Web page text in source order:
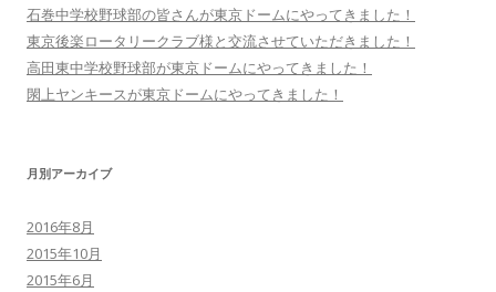
石巻中学校野球部の皆さんが東京ドームにやってきました！
東京後楽ロータリークラブ様と交流させていただきました！
高田東中学校野球部が東京ドームにやってきました！
閖上ヤンキースが東京ドームにやってきました！
月別アーカイブ
2016年8月
2015年10月
2015年6月